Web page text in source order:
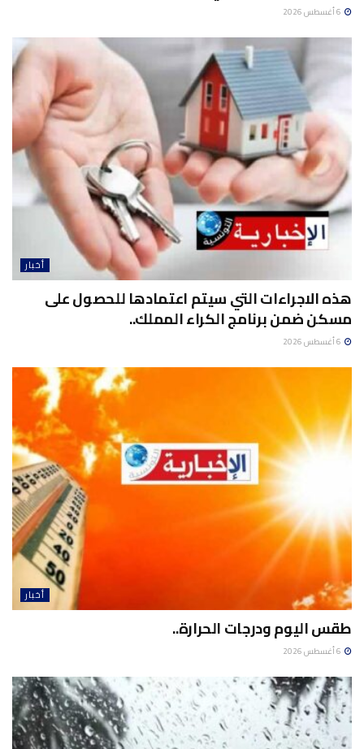
أخبار
هذه الاجراءات التي سيتم اعتمادها للحصول على
مسكن ضمن برنامج الكراء المملك..
أخبار
طقس اليوم ودرجات الحرارة..